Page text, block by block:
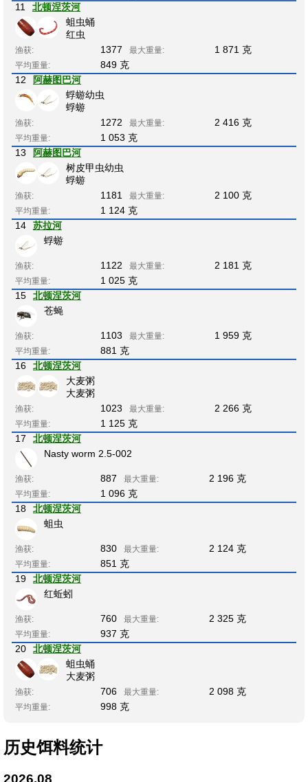
11
北顿涅茨河
蛆虫蛹
红虫
渔获: 1377 最大重量: 1 871 克
平均重量:
849 克
12
阿赫图巴河
蜉蝣幼虫
蜉蝣
渔获: 1272 最大重量: 2 416 克
平均重量:
1 053 克
13
阿赫图巴河
树皮甲虫幼虫
蜉蝣
渔获: 1181 最大重量: 2 100 克
平均重量:
1 124 克
14
苏拉河
蜉蝣
渔获: 1122 最大重量: 2 181 克
平均重量:
1 025 克
15
北顿涅茨河
苍蝇
渔获: 1103 最大重量: 1 959 克
平均重量:
881 克
16
北顿涅茨河
大麦粥
大麦粥
渔获: 1023 最大重量: 2 266 克
平均重量:
1 125 克
17
北顿涅茨河
Nasty worm 2.5-002
渔获: 887 最大重量: 2 196 克
平均重量:
1 096 克
18
北顿涅茨河
蛆虫
渔获: 830 最大重量: 2 124 克
平均重量:
851 克
19
北顿涅茨河
红蚯蚓
渔获: 760 最大重量: 2 325 克
平均重量:
937 克
20
北顿涅茨河
蛆虫蛹
大麦粥
渔获: 706 最大重量: 2 098 克
平均重量: 998 克
历史饵料统计